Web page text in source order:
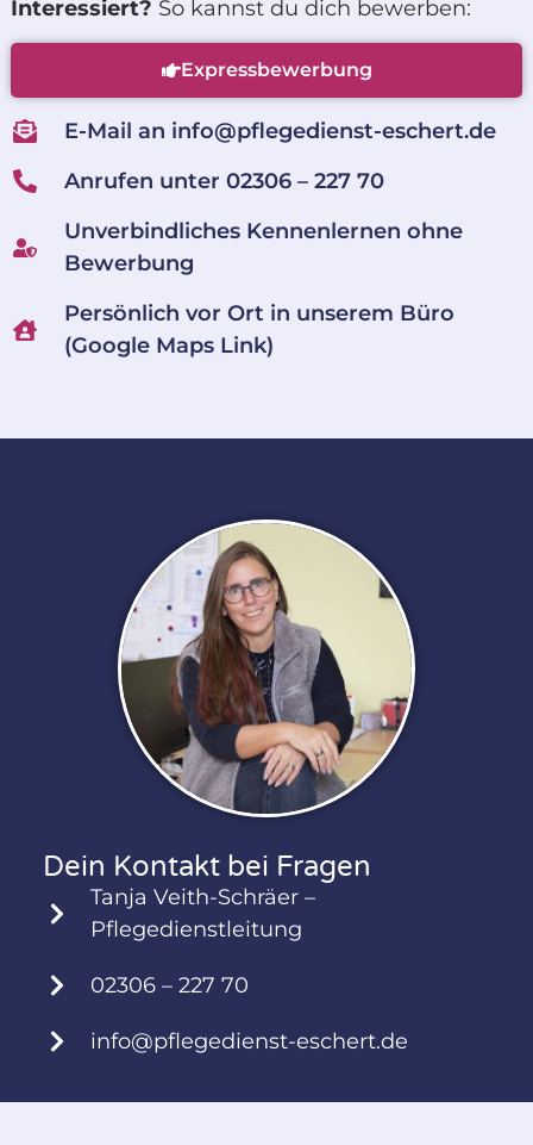
Interessiert? So kannst du dich bewerben:
Expressbewerbung
E-Mail an info@pflegedienst-eschert.de
Anrufen unter 02306 – 227 70
Unverbindliches Kennenlernen ohne
Bewerbung
Persönlich vor Ort in unserem Büro
(Google Maps Link)
Dein Kontakt bei Fragen
Tanja Veith-Schräer –
Pflegedienstleitung
02306 – 227 70
info@pflegedienst-eschert.de